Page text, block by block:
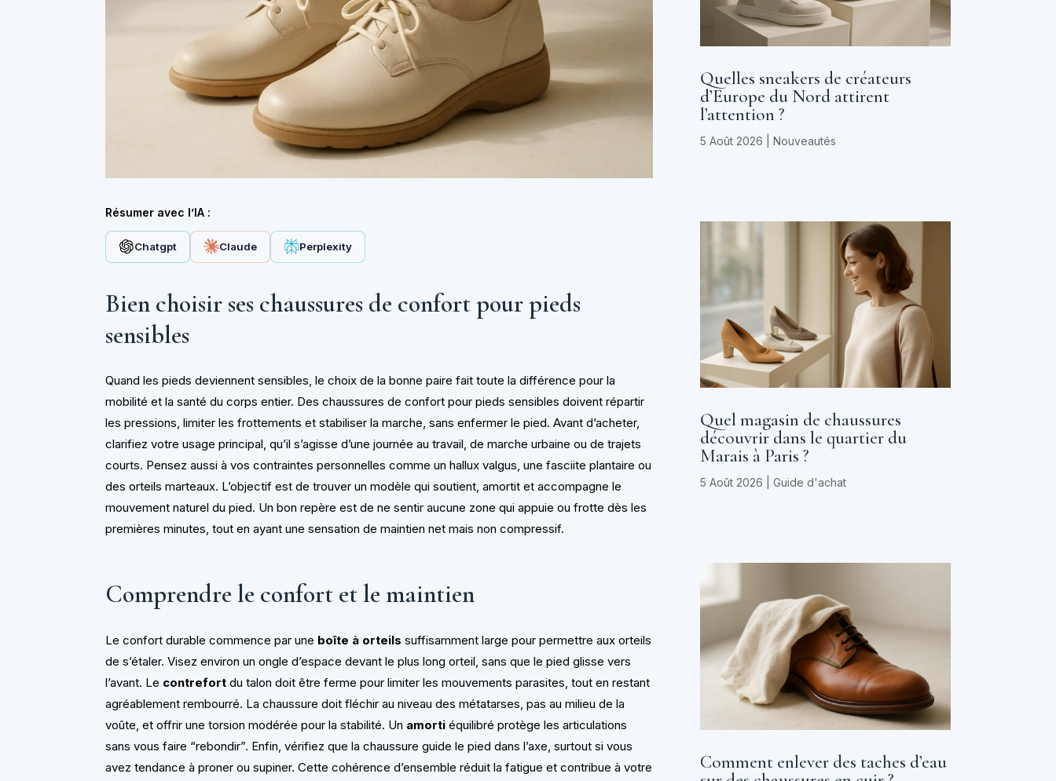
Résumer avec l’IA :
Chatgpt Claude Perplexity
Bien choisir ses chaussures de confort pour pieds
sensibles
Quand les pieds deviennent sensibles, le choix de la bonne paire fait toute la différence pour la
mobilité et la santé du corps entier. Des chaussures de confort pour pieds sensibles doivent répartir
les pressions, limiter les frottements et stabiliser la marche, sans enfermer le pied. Avant d’acheter,
clarifiez votre usage principal, qu’il s’agisse d’une journée au travail, de marche urbaine ou de trajets
courts. Pensez aussi à vos contraintes personnelles comme un hallux valgus, une fasciite plantaire ou
des orteils marteaux. L’objectif est de trouver un modèle qui soutient, amortit et accompagne le
mouvement naturel du pied. Un bon repère est de ne sentir aucune zone qui appuie ou frotte dès les
premières minutes, tout en ayant une sensation de maintien net mais non compressif.
Comprendre le confort et le maintien
Le confort durable commence par une boîte à orteils suffisamment large pour permettre aux orteils
de s’étaler. Visez environ un ongle d’espace devant le plus long orteil, sans que le pied glisse vers
l’avant. Le contrefort du talon doit être ferme pour limiter les mouvements parasites, tout en restant
agréablement rembourré. La chaussure doit fléchir au niveau des métatarses, pas au milieu de la
voûte, et offrir une torsion modérée pour la stabilité. Un amorti équilibré protège les articulations
sans vous faire “rebondir”. Enfin, vérifiez que la chaussure guide le pied dans l’axe, surtout si vous
avez tendance à proner ou supiner. Cette cohérence d’ensemble réduit la fatigue et contribue à votre
Quelles sneakers de créateurs
d’Europe du Nord attirent
l’attention ?
5 Août 2026 Nouveautés
Quel magasin de chaussures
découvrir dans le quartier du
Marais à Paris ?
5 Août 2026 Guide d'achat
Comment enlever des taches d’eau